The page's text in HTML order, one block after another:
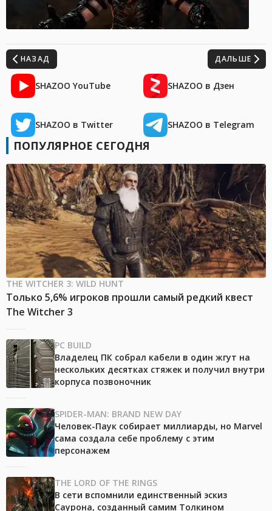
НАЗАД ДАЛЬШЕ
SHAZOO YouTube SHAZOO в Дзен
SHAZOO в Twitter SHAZOO в Telegram
ПОПУЛЯРНОЕ СЕГОДНЯ
THE WITCHER 3: WILD HUNT
Только 5,6% игроков прошли самый редкий квест
The Witcher 3
PC BUILD
Владелец ПК собрал кабели в один жгут на
нескольких десятках стяжек и получил внутри
корпуса позвоночник
SPIDER-MAN: BRAND NEW DAY
Человек-Паук собирает миллиарды, но Marvel
сама создала себе проблему с этим
персонажем
THE LORD OF THE RINGS
В сети вспомнили единственный эскиз
Саурона, созданный самим Толкином